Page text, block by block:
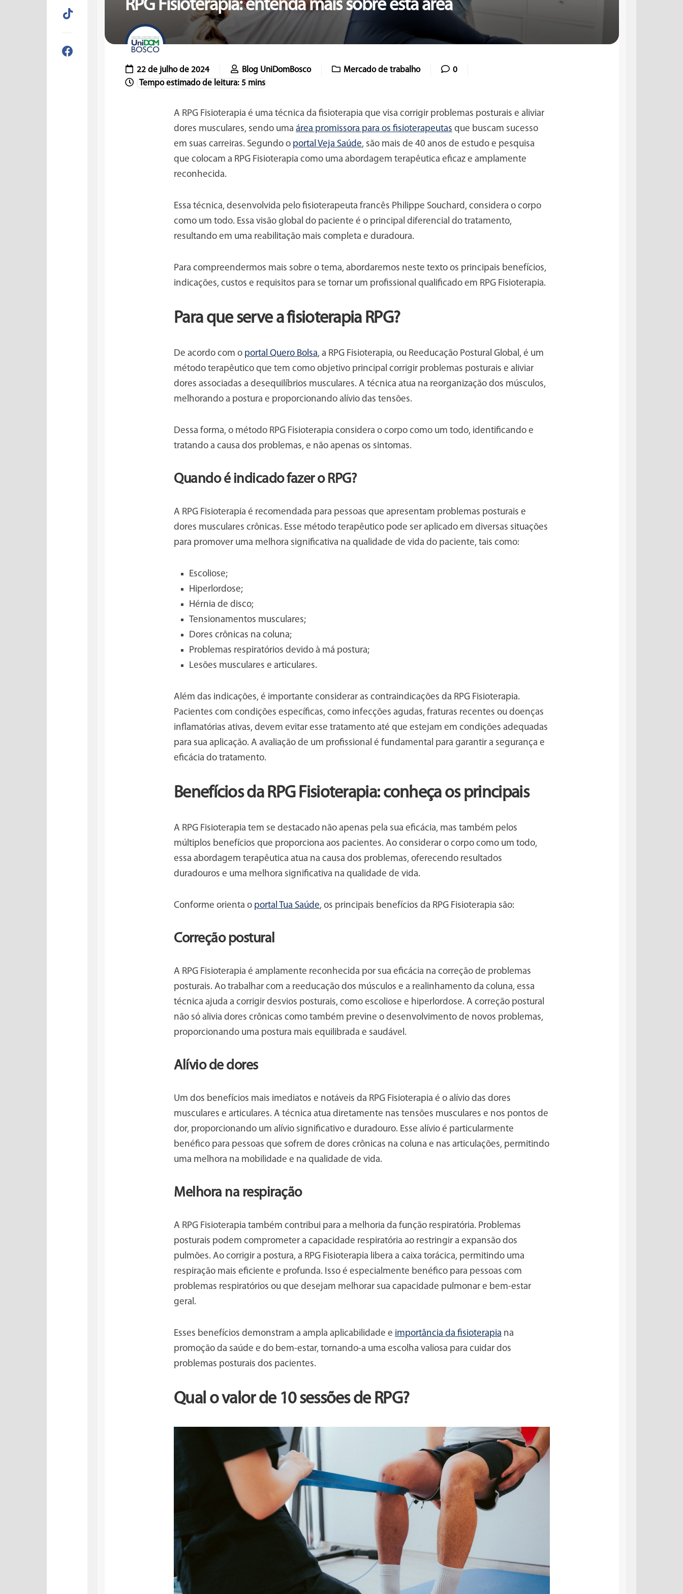
RPG Fisioterapia: entenda mais sobre esta área
22 de julho de 2024 Blog UniDomBosco Mercado de trabalho 0
A RPG Fisioterapia é uma técnica da fisioterapia que visa corrigir problemas posturais e aliviar
dores musculares, sendo uma área promissora para os fisioterapeutas que buscam sucesso
em suas carreiras. Segundo o portal Veja Saúde, são mais de 40 anos de estudo e pesquisa
que colocam a RPG Fisioterapia como uma abordagem terapêutica eficaz e amplamente
reconhecida.
Essa técnica, desenvolvida pelo fisioterapeuta francês Philippe Souchard, considera o corpo
como um todo. Essa visão global do paciente é o principal diferencial do tratamento,
resultando em uma reabilitação mais completa e duradoura.
Para compreendermos mais sobre o tema, abordaremos neste texto os principais benefícios,
indicações, custos e requisitos para se tornar um profissional qualificado em RPG Fisioterapia.
Para que serve a fisioterapia RPG?
De acordo com o portal Quero Bolsa, a RPG Fisioterapia, ou Reeducação Postural Global, é um
método terapêutico que tem como objetivo principal corrigir problemas posturais e aliviar
dores associadas a desequilíbrios musculares. A técnica atua na reorganização dos músculos,
melhorando a postura e proporcionando alívio das tensões.
Dessa forma, o método RPG Fisioterapia considera o corpo como um todo, identificando e
tratando a causa dos problemas, e não apenas os sintomas.
Quando é indicado fazer o RPG?
A RPG Fisioterapia é recomendada para pessoas que apresentam problemas posturais e
dores musculares crônicas. Esse método terapêutico pode ser aplicado em diversas situações
para promover uma melhora significativa na qualidade de vida do paciente, tais como:
Escoliose;
Hiperlordose;
Hérnia de disco;
Tensionamentos musculares;
Dores crônicas na coluna;
Problemas respiratórios devido à má postura;
Lesões musculares e articulares.
Além das indicações, é importante considerar as contraindicações da RPG Fisioterapia.
Pacientes com condições específicas, como infecções agudas, fraturas recentes ou doenças
inflamatórias ativas, devem evitar esse tratamento até que estejam em condições adequadas
para sua aplicação. A avaliação de um profissional é fundamental para garantir a segurança e
eficácia do tratamento.
Benefícios da RPG Fisioterapia: conheça os principais
A RPG Fisioterapia tem se destacado não apenas pela sua eficácia, mas também pelos
múltiplos benefícios que proporciona aos pacientes. Ao considerar o corpo como um todo,
essa abordagem terapêutica atua na causa dos problemas, oferecendo resultados
duradouros e uma melhora significativa na qualidade de vida.
Conforme orienta o portal Tua Saúde, os principais benefícios da RPG Fisioterapia são:
Correção postural
A RPG Fisioterapia é amplamente reconhecida por sua eficácia na correção de problemas
posturais. Ao trabalhar com a reeducação dos músculos e a realinhamento da coluna, essa
técnica ajuda a corrigir desvios posturais, como escoliose e hiperlordose. A correção postural
não só alivia dores crônicas como também previne o desenvolvimento de novos problemas,
proporcionando uma postura mais equilibrada e saudável.
Alívio de dores
Um dos benefícios mais imediatos e notáveis da RPG Fisioterapia é o alívio das dores
musculares e articulares. A técnica atua diretamente nas tensões musculares e nos pontos de
dor, proporcionando um alívio significativo e duradouro. Esse alívio é particularmente
benéfico para pessoas que sofrem de dores crônicas na coluna e nas articulações, permitindo
uma melhora na mobilidade e na qualidade de vida.
Melhora na respiração
A RPG Fisioterapia também contribui para a melhoria da função respiratória. Problemas
posturais podem comprometer a capacidade respiratória ao restringir a expansão dos
pulmões. Ao corrigir a postura, a RPG Fisioterapia libera a caixa torácica, permitindo uma
respiração mais eficiente e profunda. Isso é especialmente benéfico para pessoas com
problemas respiratórios ou que desejam melhorar sua capacidade pulmonar e bem-estar
geral.
Esses benefícios demonstram a ampla aplicabilidade e importância da fisioterapia na
promoção da saúde e do bem-estar, tornando-a uma escolha valiosa para cuidar dos
problemas posturais dos pacientes.
Qual o valor de 10 sessões de RPG?